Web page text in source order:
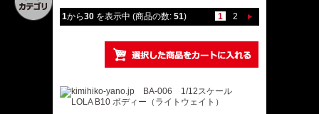
1から30を表示中 (商品の数: 51) 1 2